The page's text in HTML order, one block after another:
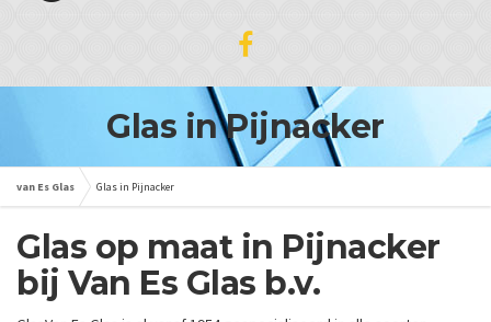
Glas in Pijnacker
van Es Glas Glas in Pijnacker
Glas op maat in Pijnacker
bij Van Es Glas b.v.